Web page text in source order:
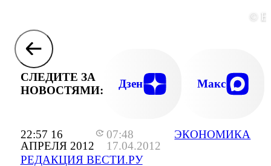
22:57 16
АПРЕЛЯ 2012
07:48
17.04.2012
РЕДАКЦИЯ ВЕСТИ.РУ
ЭКОНОМИКА
©
СЛЕДИТЕ ЗА
НОВОСТЯМИ:
Дзен Макс